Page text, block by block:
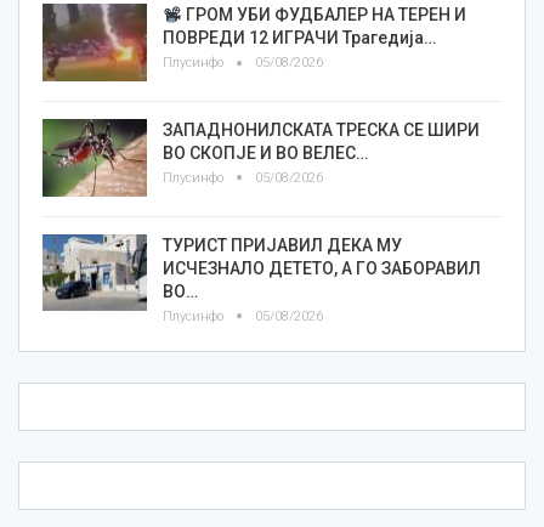
ГРОМ УБИ ФУДБАЛЕР НА ТЕРЕН И
ПОВРЕДИ 12 ИГРАЧИ Трагедија…
Плусинфо 05/08/2026
ЗАПАДНОНИЛСКАТА ТРЕСКА СЕ ШИРИ
ВО СКОПЈЕ И ВО ВЕЛЕС…
Плусинфо 05/08/2026
ТУРИСТ ПРИЈАВИЛ ДЕКА МУ
ИСЧЕЗНАЛО ДЕТЕТО, А ГО ЗАБОРАВИЛ
ВО…
Плусинфо 05/08/2026